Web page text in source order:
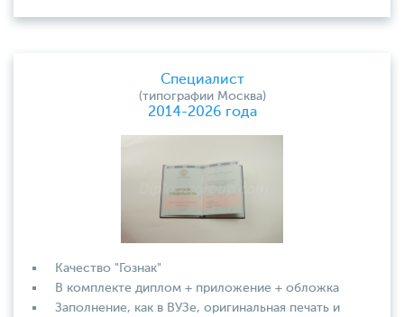
Специалист
(типографии Москва)
2014-2026 года
Качество "Гознак"
В комплекте диплом + приложение + обложка
Заполнение, как в ВУЗе, оригинальная печать и